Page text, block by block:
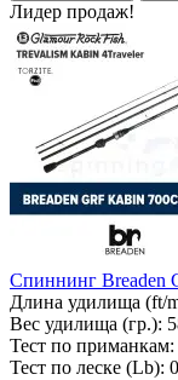
Лидер продаж!
Спиннинг Breaden
Длина удилища (ft/
Вес удилища (гр.):
Тест по приманкам:
Тест по леске (Lb):